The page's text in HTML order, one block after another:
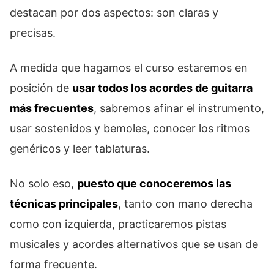
destacan por dos aspectos: son claras y
precisas.
A medida que hagamos el curso estaremos en
posición de usar todos los acordes de guitarra
más frecuentes, sabremos afinar el instrumento,
usar sostenidos y bemoles, conocer los ritmos
genéricos y leer tablaturas.
No solo eso, puesto que conoceremos las
técnicas principales, tanto con mano derecha
como con izquierda, practicaremos pistas
musicales y acordes alternativos que se usan de
forma frecuente.